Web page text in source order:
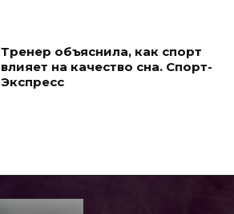
Тренер объяснила, как спорт
влияет на качество сна. Спорт-
Экспресс